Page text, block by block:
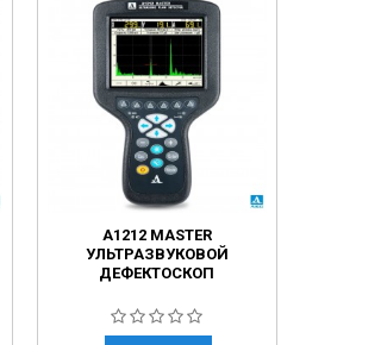
А1212 MASTER
УЛЬТРАЗВУКОВОЙ
ДЕФЕКТОСКОП